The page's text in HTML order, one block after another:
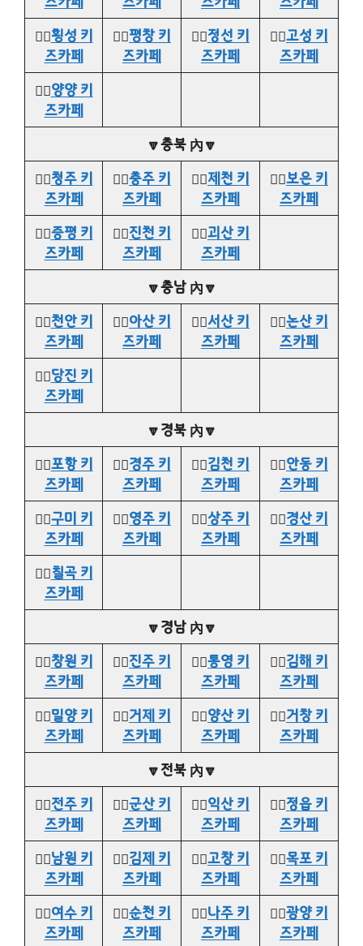
👉🏻횡성 키
즈카페
👉🏻평창 키
즈카페
👉🏻정선 키
즈카페
👉🏻고성 키
즈카페
👉🏻양양 키
즈카페
🔽충북 內🔽
👉🏻청주 키
즈카페
👉🏻충주 키
즈카페
👉🏻제천 키
즈카페
👉🏻보은 키
즈카페
👉🏻증평 키
즈카페
👉🏻진천 키
즈카페
👉🏻괴산 키
즈카페
🔽충남 內🔽
👉🏻천안 키
즈카페
👉🏻아산 키
즈카페
👉🏻서산 키
즈카페
👉🏻논산 키
즈카페
👉🏻당진 키
즈카페
🔽경북 內🔽
👉🏻포항 키
즈카페
👉🏻경주 키
즈카페
👉🏻김천 키
즈카페
👉🏻안동 키
즈카페
👉🏻구미 키
즈카페
👉🏻영주 키
즈카페
👉🏻상주 키
즈카페
👉🏻경산 키
즈카페
👉🏻칠곡 키
즈카페
🔽경남 內🔽
👉🏻창원 키
즈카페
👉🏻진주 키
즈카페
👉🏻통영 키
즈카페
👉🏻김해 키
즈카페
👉🏻밀양 키
즈카페
👉🏻거제 키
즈카페
👉🏻양산 키
즈카페
👉🏻거창 키
즈카페
🔽전북 內🔽
👉🏻전주 키
즈카페
👉🏻군산 키
즈카페
👉🏻익산 키
즈카페
👉🏻정읍 키
즈카페
👉🏻남원 키
즈카페
👉🏻김제 키
즈카페
👉🏻고창 키
즈카페
👉🏻목포 키
즈카페
👉🏻여수 키
즈카페
👉🏻순천 키
즈카페
👉🏻나주 키
즈카페
👉🏻광양 키
즈카페